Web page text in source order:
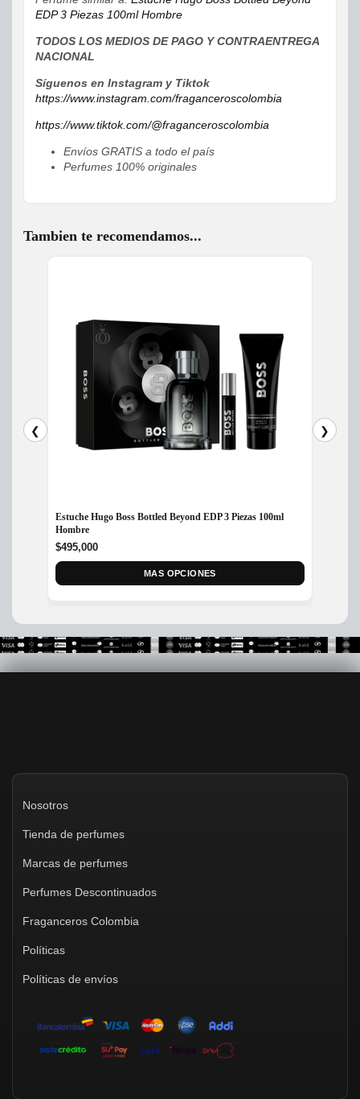
EDP 3 Piezas 100ml Hombre
TODOS LOS MEDIOS DE PAGO Y CONTRAENTREGA
NACIONAL
Síguenos en Instagram y Tiktok
https://www.instagram.com/fraganceroscolombia
https://www.tiktok.com/@fraganceroscolombia
Envíos GRATIS a todo el país
Perfumes 100% originales
Tambien te recomendamos...
❮
Estuche Hugo Boss Bottled Beyond EDP 3 Piezas 100ml
Hombre
$495,000
MAS OPCIONES
❯
Nosotros
Tienda de perfumes
Marcas de perfumes
Perfumes Descontinuados
Fraganceros Colombia
Políticas
Políticas de envíos